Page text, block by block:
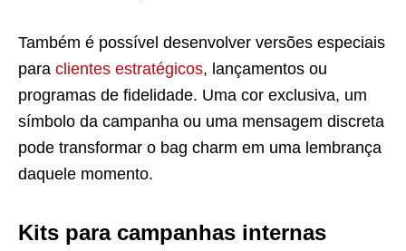
Também é possível desenvolver versões especiais
para clientes estratégicos, lançamentos ou
programas de fidelidade. Uma cor exclusiva, um
símbolo da campanha ou uma mensagem discreta
pode transformar o bag charm em uma lembrança
daquele momento.
Kits para campanhas internas